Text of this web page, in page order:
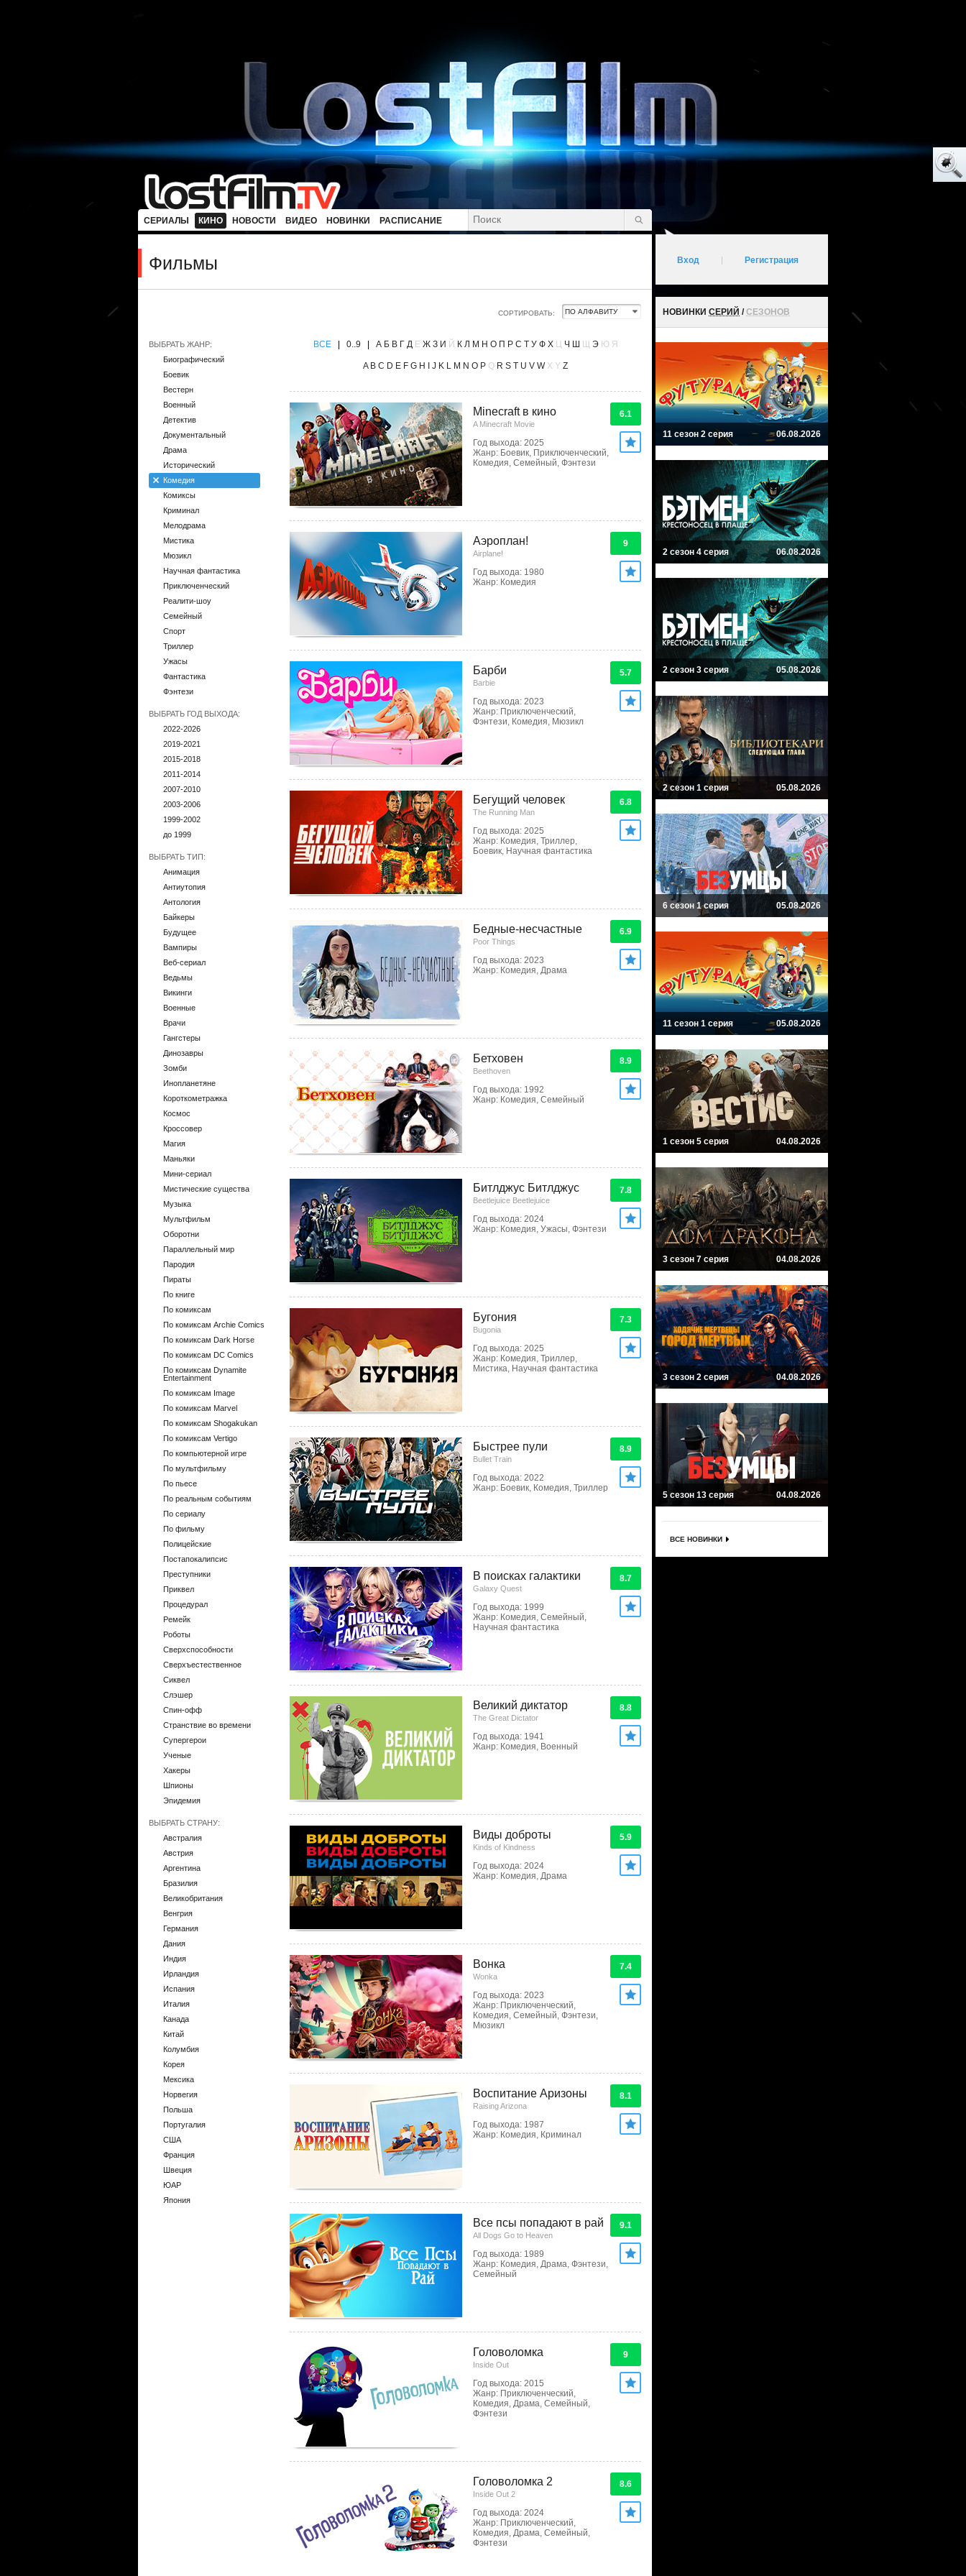
СЕРИАЛЫ КИНО НОВОСТИ ВИДЕО НОВИНКИ РАСПИСАНИЕ
Фильмы
СОРТИРОВАТЬ:
ВЫБРАТЬ ЖАНР:
Биографический
Боевик
Вестерн
Военный
Детектив
Документальный
Драма
Исторический
Комедия
Комиксы
Криминал
Мелодрама
Мистика
Мюзикл
Научная фантастика
Приключенческий
Реалити-шоу
Семейный
Спорт
Триллер
Ужасы
Фантастика
Фэнтези
ВЫБРАТЬ ГОД ВЫХОДА:
2022-2026
2019-2021
2015-2018
2011-2014
2007-2010
2003-2006
1999-2002
до 1999
ВЫБРАТЬ ТИП:
Анимация
Антиутопия
Антология
Байкеры
Будущее
Вампиры
Веб-сериал
Ведьмы
Викинги
Военные
Врачи
Гангстеры
Динозавры
Зомби
Инопланетяне
Короткометражка
Космос
Кроссовер
Магия
Маньяки
Мини-сериал
Мистические существа
Музыка
Мультфильм
Оборотни
Параллельный мир
Пародия
Пираты
По книге
По комиксам
По комиксам Archie Comics
По комиксам Dark Horse
По комиксам DC Comics
По комиксам Dynamite
Entertainment
По комиксам Image
По комиксам Marvel
По комиксам Shogakukan
По комиксам Vertigo
По компьютерной игре
По мультфильму
По пьесе
По реальным событиям
По сериалу
По фильму
Полицейские
Постапокалипсис
Преступники
Приквел
Процедурал
Ремейк
Роботы
Сверхспособности
Сверхъестественное
Сиквел
Слэшер
Спин-офф
Странствие во времени
Супергерои
Ученые
Хакеры
Шпионы
Эпидемия
ВЫБРАТЬ СТРАНУ:
Австралия
Австрия
Аргентина
Бразилия
Великобритания
Венгрия
Германия
Дания
Индия
Ирландия
Испания
Италия
Канада
Китай
Колумбия
Корея
Мексика
Норвегия
Польша
Португалия
США
Франция
Швеция
ЮАР
Япония
ВCE 0..9 А Б В Г Д Е Ж З И Й К Л М Н О П Р С Т У Ф Х Ц Ч Ш Щ Э Ю Я
A B C D E F G H J K L M N O P Q R S T U V W X Y Z
Minecraft в кино
A Minecraft Movie
Год выхода: 2025
Жанр: Боевик, Приключенческий,
Комедия, Семейный, Фэнтези
6.1
Аэроплан!
Airplane!
Год выхода: 1980
Жанр: Комедия
9
Барби
Barbie
Год выхода: 2023
Жанр: Приключенческий,
Фэнтези, Комедия, Мюзикл
5.7
Бегущий человек
The Running Man
Год выхода: 2025
Жанр: Комедия, Триллер,
Боевик, Научная фантастика
6.8
Бедные-несчастные
Poor Things
Год выхода: 2023
Жанр: Комедия, Драма
6.9
Бетховен
Beethoven
Год выхода: 1992
Жанр: Комедия, Семейный
8.9
Битлджус Битлджус
Beetlejuice Beetlejuice
Год выхода: 2024
Жанр: Комедия, Ужасы, Фэнтези
7.8
Бугония
Bugonia
Год выхода: 2025
Жанр: Комедия, Триллер,
Мистика, Научная фантастика
7.3
Быстрее пули
Bullet Train
Год выхода: 2022
Жанр: Боевик, Комедия, Триллер
8.9
В поисках галактики
Galaxy Quest
Год выхода: 1999
Жанр: Комедия, Семейный,
Научная фантастика
8.7
Великий диктатор
The Great Dictator
Год выхода: 1941
Жанр: Комедия, Военный
8.8
Виды доброты
Kinds of Kindness
Год выхода: 2024
Жанр: Комедия, Драма
5.9
Вонка
Wonka
Год выхода: 2023
Жанр: Приключенческий,
Комедия, Семейный, Фэнтези,
Мюзикл
7.4
Воспитание Аризоны
Raising Arizona
Год выхода: 1987
Жанр: Комедия, Криминал
8.1
Все псы попадают в рай
All Dogs Go to Heaven
Год выхода: 1989
Жанр: Комедия, Драма, Фэнтези,
Семейный
9.1
Головоломка
Inside Out
Год выхода: 2015
Жанр: Приключенческий,
Комедия, Драма, Семейный,
Фэнтези
9
Головоломка 2
Inside Out 2
Год выхода: 2024
Жанр: Приключенческий,
Комедия, Драма, Семейный,
Фэнтези
8.6
Вход Регистрация
НОВИНКИ СЕРИЙ /СЕЗОНОВ
11 сезон 2 серия 06.08.2026
2 сезон 4 серия 06.08.2026
2 сезон 3 серия 05.08.2026
2 сезон 1 серия 05.08.2026
6 сезон 1 серия 05.08.2026
11 сезон 1 серия 05.08.2026
1 сезон 5 серия 04.08.2026
3 сезон 7 серия 04.08.2026
3 сезон 2 серия 04.08.2026
5 сезон 13 серия 04.08.2026
ВСЕ НОВИНКИ